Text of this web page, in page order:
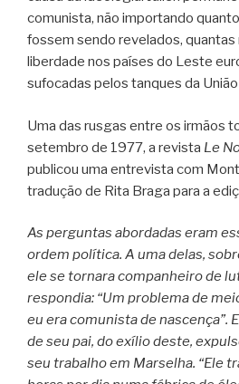
comunista, não importando
fossem sendo revelados,
liberdade nos países do Leste
sufocadas pelos tanques da
Uma das rusgas entre os irmãos
setembro de 1977, a revista Le
publicou uma entrevista com
tradução de Rita Braga para a
As perguntas abordadas eram
ordem política. A uma delas,
ele se tornara companheiro de
respondia: “Um problema de
eu era comunista de nascença”.
de seu pai, do exílio deste,
seu trabalho em Marselha. “Ele